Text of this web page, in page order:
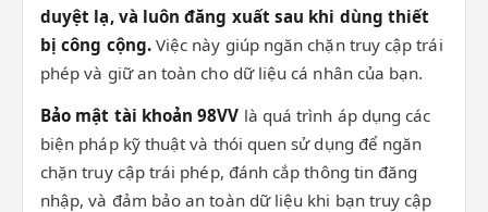
duyệt lạ, và luôn đăng xuất sau khi dùng thiết
bị công cộng.Việc này giúp ngăn chặn truy cập trái
phép và giữ an toàn cho dữ liệu cá nhân của bạn.
Bảo mật tài khoản 98VV là quá trình áp dụng các
biện pháp kỹ thuật và thói quen sử dụng để ngăn
chặn truy cập trái phép, đánh cắp thông tin đăng
nhập, và đảm bảo an toàn dữ liệu khi bạn truy cập